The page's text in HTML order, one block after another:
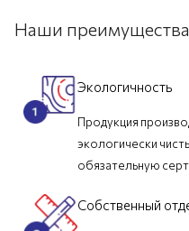
Наши преимущества
Экологичность
Продукция
экологически
обязательную
Собственный